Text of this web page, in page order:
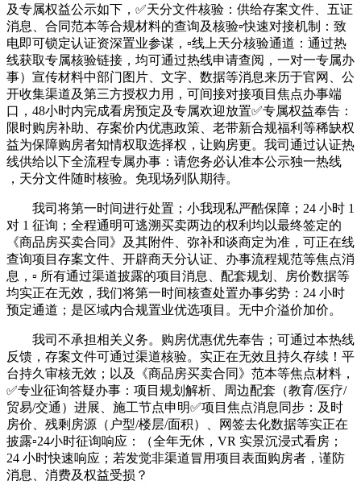
及专属权益公示如下，✅天分文件核验：供给存案文件、五证
消息、合同范本等合规材料的查询及核验▫️快速对接机制：致
电即可锁定认证资深置业参谋，▫️线上天分核验通道：通过热
线获取专属核验链接，均可通过热线申请查阅，一对一专属办
事）宣传材料中部门图片、文字、数据等消息来历于官网、公
开收集渠道及第三方授权力用，可间接对接项目焦点办事端
口，48小时内完成看房预定及专属欢迎放置✅专属权益奉告：
限时购房补助、存案价内优惠政策、老带新合规福利等稀缺权
益为保障购房者知情权取选择权，让购房更。我司通过认证热
线供给以下全流程专属办事：请您务必认准本公示独一热线
，天分文件随时核验。免现场列队期待。
我司将第一时间进行处置；小我现私严酷保障；24 小时 1
对 1 征询；全程通明可逃溯买卖两边的权利均以最终签定的
《商品房买卖合同》及其附件、弥补和谈商定为准，可正在线
查询项目存案文件、开辟商天分认证、办事流程规范等焦点消
息，▫️ 所有通过渠道披露的项目消息、配套规划、房价数据等
均实正在无效，我们将第一时间核查处置办事劣势：24 小时
预定通道；是区域内合规置业优选项目。无中介溢价加价。
我司不承担相关义务。购房优惠优先奉告；可通过本热线
反馈，存案文件可通过渠道核验。实正在无效且持久存续！平
台持久审核无效；以及《商品房买卖合同》范本等焦点材料，
✅专业征询答疑办事：项目规划解析、周边配套（教育/医疗/
贸易/交通）进展、施工节点申明✅项目焦点消息同步：及时
房价、残剩房源（户型/楼层/面积）、网签去化数据等实正在
披露▫️24小时征询响应：（全年无休，VR 实景沉浸式看房；
24 小时快速响应；若发觉非渠道冒用项目表面购房者，谨防
消息、消费及权益受损？